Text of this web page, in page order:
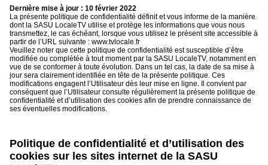
Tarn-
et-
Garonne
(82)
TvLocale
France
Accueil
Agenda
Dernière mise à jour : 10 février 2022
La présente politique de confidentialité définit et vous informe de la manière
dont la SASU LocaleTV utilise et protège les informations que vous nous
transmettez, le cas échéant, lorsque vous utilisez le présent site accessible à
partir de l’URL suivante : www.tvlocale.fr
Veuillez noter que cette politique de confidentialité est susceptible d’être
modifiée ou complétée à tout moment par la SASU LocaleTV, notamment en
vue de se conformer à toute évolution. Dans un tel cas, la date de sa mise à
jour sera clairement identifiée en tête de la présente politique. Ces
modifications engagent l’Utilisateur dès leur mise en ligne. Il convient par
conséquent que l’Utilisateur consulte régulièrement la présente politique de
confidentialité et d’utilisation des cookies afin de prendre connaissance de
ses éventuelles modifications.
Politique de confidentialité et d’utilisation des
cookies sur les sites internet de la SASU